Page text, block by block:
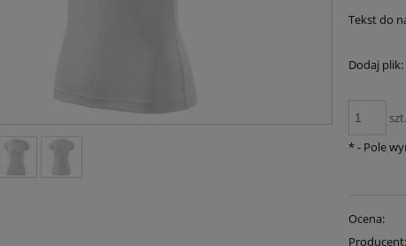
Tekst do
Dodaj plik:
szt.
*- Pole
Ocena:
Producent: